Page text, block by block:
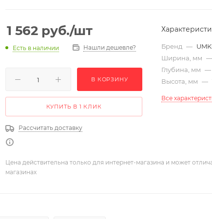
1 562 руб./шт
Есть в наличии Нашли дешевле?
В КОРЗИНУ
КУПИТЬ В 1 КЛИК
Рассчитать доставку
Бренд —
Ширина, мм —
Глубина, мм —
Высота, мм —
Все
Цена действительна только для интернет-магазина и может
магазинах